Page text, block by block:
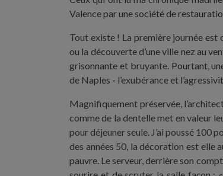
Valence par une société de
Tout existe ! La première journée est
ou la découverte d’une ville nez au
grisonnante et bruyante. Pourtant,
de Naples - l’exubérance et
Magnifiquement préservée,
comme de la dentelle met en valeur
pour déjeuner seule. J’ai poussé
des années 50, la décoration est elle
pauvre. Le serveur, derrière son